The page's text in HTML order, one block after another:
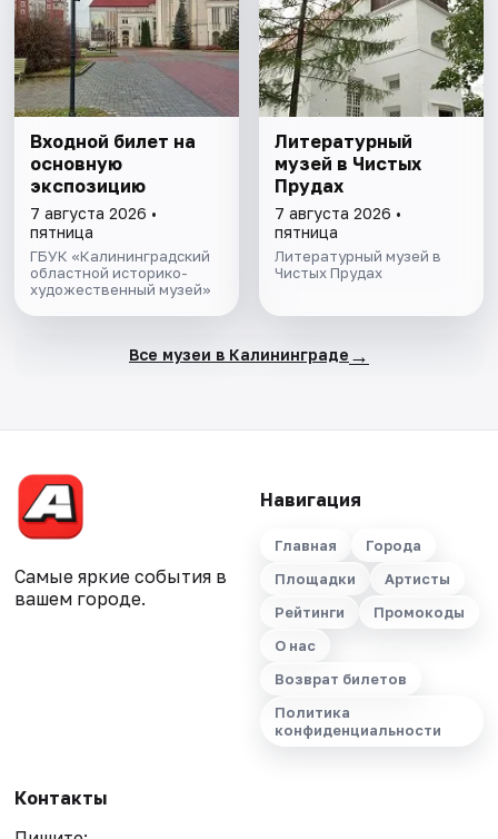
Входной билет на
основную
экспозицию
7 августа 2026 •
пятница
ГБУК «Калининградский
областной историко-
художественный музей»
Литературный
музей в Чистых
Прудах
7 августа 2026 •
пятница
Литературный музей в
Чистых Прудах
Все музеи в Калининграде →
Самые яркие события в
вашем городе.
Навигация
Главная
Города
Площадки
Артисты
Рейтинги
Промокоды
О нас
Возврат билетов
Политика
конфиденциальности
Контакты